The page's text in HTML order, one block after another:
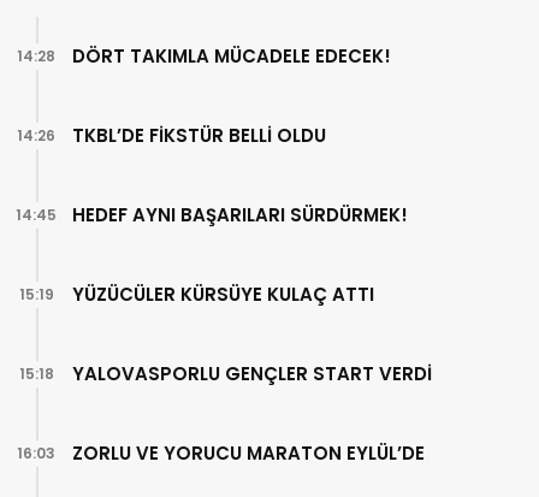
DÖRT TAKIMLA MÜCADELE EDECEK!
14:28
TKBL’DE FİKSTÜR BELLİ OLDU
14:26
HEDEF AYNI BAŞARILARI SÜRDÜRMEK!
14:45
YÜZÜCÜLER KÜRSÜYE KULAÇ ATTI
15:19
YALOVASPORLU GENÇLER START VERDİ
15:18
ZORLU VE YORUCU MARATON EYLÜL’DE
16:03